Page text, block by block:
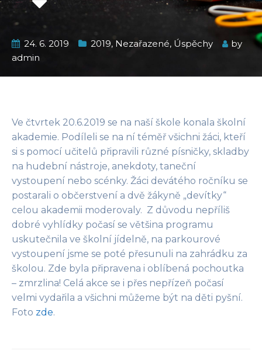
24. 6. 2019 2019, Nezařazené, Úspěchy
by
admin
Ve čtvrtek 20.6.2019 se na naší škole konala školní
akademie. Podíleli se na ní téměř všichni žáci, kteří
si s pomocí učitelů připravili různé písničky, skladby
na hudební nástroje, anekdoty, taneční
vystoupení nebo scénky. Žáci devátého ročníku se
postarali o občerstvení a dvě žákyně „devítky“
celou akademii moderovaly. Z důvodu nepříliš
dobré vyhlídky počasí se většina programu
uskutečnila ve školní jídelně, na parkourové
vystoupení jsme se poté přesunuli na zahrádku za
školou. Zde byla připravena i oblíbená pochoutka
– zmrzlina! Celá akce se i přes nepřízeň počasí
velmi vydařila a všichni můžeme být na děti pyšní.
Foto zde.